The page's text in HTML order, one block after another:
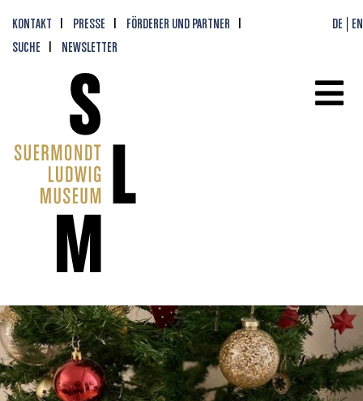
KONTAKT PRESSE
FÖRDERER UND PARTNER
SUCHE
NEWSLETTER
DE EN